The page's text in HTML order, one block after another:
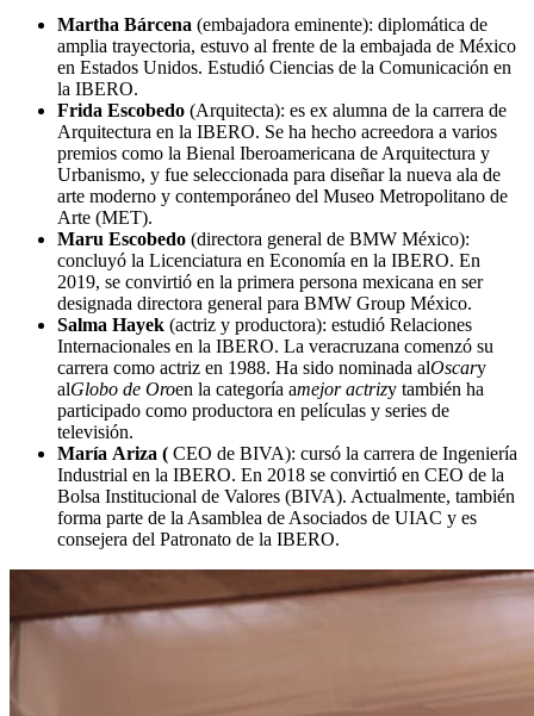
Martha Bárcena (embajadora eminente): diplomática de
amplia trayectoria, estuvo al frente de la embajada de México
en Estados Unidos. Estudió Ciencias de la Comunicación en
la IBERO.
Frida Escobedo (Arquitecta): es ex alumna de la carrera de
Arquitectura en la IBERO. Se ha hecho acreedora a varios
premios como la Bienal Iberoamericana de Arquitectura y
Urbanismo, y fue seleccionada para diseñar la nueva ala de
arte moderno y contemporáneo del Museo Metropolitano de
Arte (MET).
Maru Escobedo (directora general de BMW México):
concluyó la Licenciatura en Economía en la IBERO. En
2019, se convirtió en la primera persona mexicana en ser
designada directora general para BMW Group México.
Salma Hayek (actriz y productora): estudió Relaciones
Internacionales en la IBERO. La veracruzana comenzó su
carrera como actriz en 1988. Ha sido nominada alOscary
alGlobo de Oroen la categoría amejor actrizy también ha
participado como productora en películas y series de
televisión.
María Ariza ( CEO de BIVA): cursó la carrera de Ingeniería
Industrial en la IBERO. En 2018 se convirtió en CEO de la
Bolsa Institucional de Valores (BIVA). Actualmente, también
forma parte de la Asamblea de Asociados de UIAC y es
consejera del Patronato de la IBERO.